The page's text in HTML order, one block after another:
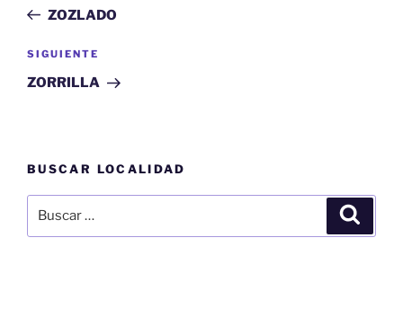
entradas
anterior:
ZOZLADO
Siguiente
entrada
SIGUIENTE
ZORRILLA
BUSCAR LOCALIDAD
por: